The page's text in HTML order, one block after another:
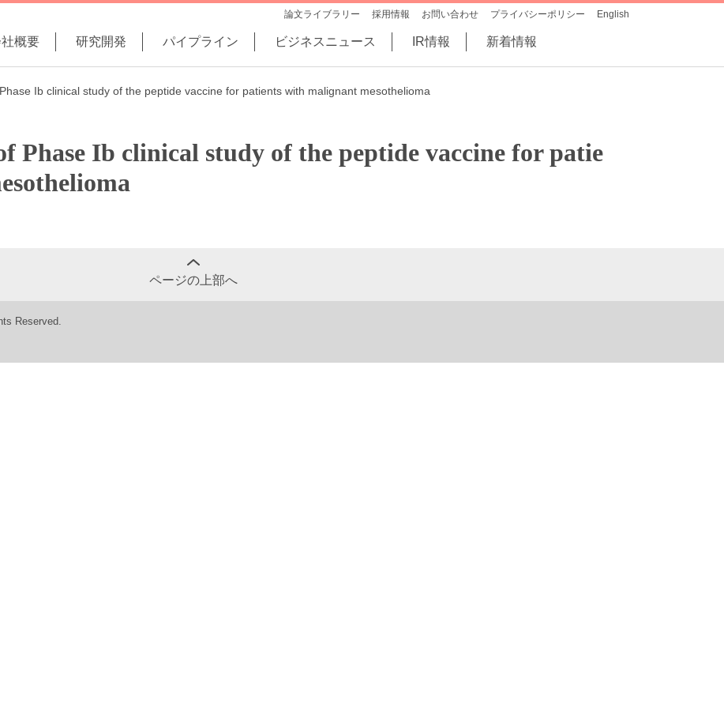
論文ライブラリー 採用情報 お問い合わせ プライバシーポリシー English
概要 研究開発 パイプライン ビジネスニュース IR情報 新着情報
Ib clinical study of the peptide vaccine for patients with malignant mesothelioma
Phase Ib clinical study of the peptide vaccine for patie
ページの上部へ
Reserved.